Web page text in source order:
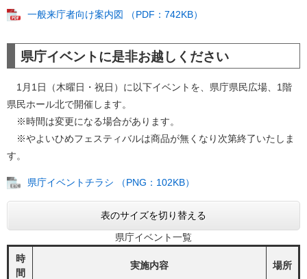
一般来庁者向け案内図 （PDF：742KB）
県庁イベントに是非お越しください
1月1日（木曜日・祝日）に以下イベントを、県庁県民広場、1階
県民ホール北で開催します。
※時間は変更になる場合があります。
​ ※やよいひめフェスティバルは商品が無くなり次第終了いたしま
す。
県庁イベントチラシ （PNG：102KB）
表のサイズを切り替える
県庁イベント一覧
時
間
実施内容 場所